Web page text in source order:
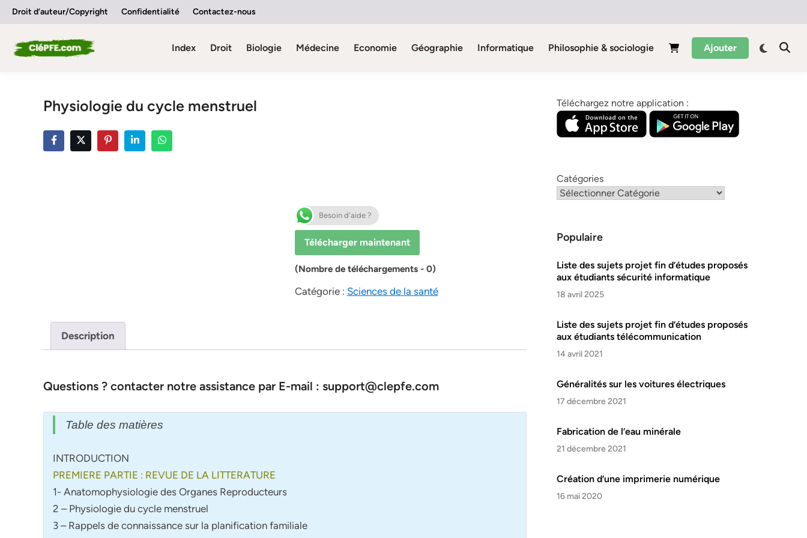
SkipDroit d’auteur/Copyright Confidentialité Contactez-nous
Index Droit Biologie Médecine Economie Géographie Informatique Philosophie & sociologie Ajouter
Physiologie du cycle menstruel
Besoin d'aide ?
Télécharger maintenant
(Nombre de téléchargements - 0)
Catégorie : Sciences de la santé
Description
Questions ? contacter notre assistance par E-mail : support@clepfe.com
Table des matières
INTRODUCTION
PREMIERE PARTIE : REVUE DE LA LITTERATURE
1- Anatomophysiologie des Organes Reproducteurs
2 – Physiologie du cycle menstruel
3 – Rappels de connaissance sur la planification familiale
Téléchargez notre application :
Catégories
Populaire
Liste des sujets projet fin d’études proposés
aux étudiants sécurité informatique
18 avril 2025
Liste des sujets projet fin d’études proposés
aux étudiants télécommunication
14 avril 2021
Généralités sur les voitures électriques
17 décembre 2021
Fabrication de l’eau minérale
21 décembre 2021
Création d’une imprimerie numérique
16 mai 2020